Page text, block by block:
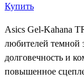
Купить
Asics Gel-Kahana
любителей темной
долговечность и
повышенное